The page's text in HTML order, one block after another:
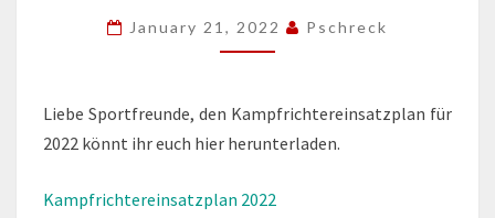
January 21, 2022 Pschreck
Liebe Sportfreunde, den Kampfrichtereinsatzplan für
2022 könnt ihr euch hier herunterladen.
Kampfrichtereinsatzplan 2022